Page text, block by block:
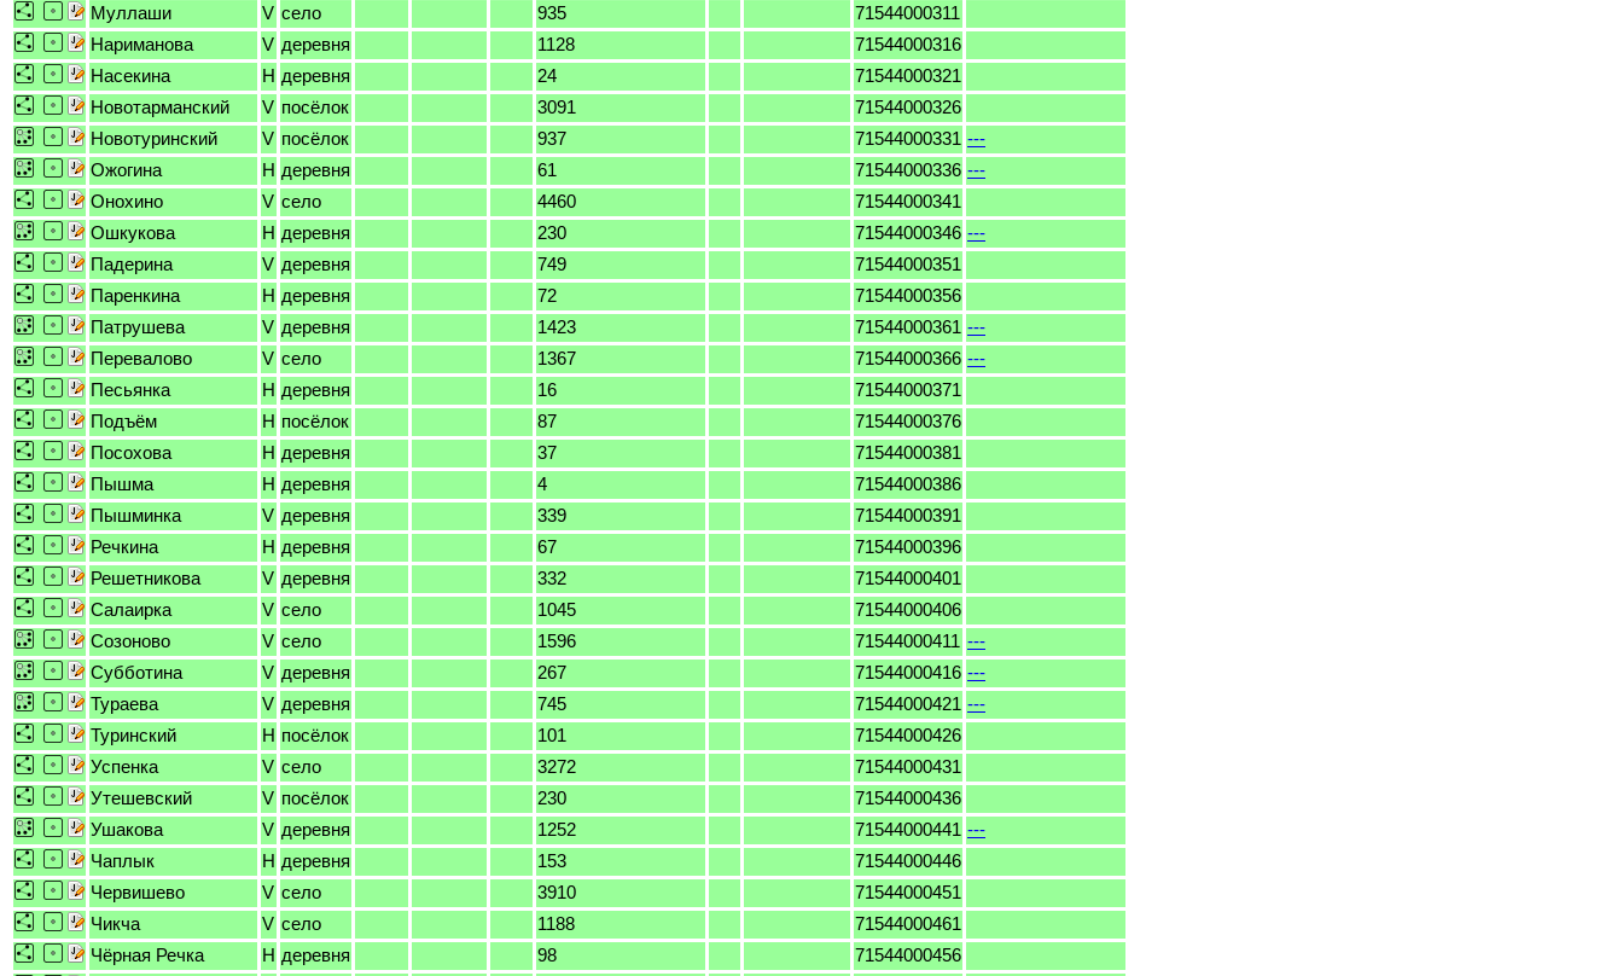
Муллаши
V село 935
71544000311
Нариманова
V деревня 1128
71544000316
Насекина
H деревня 24
71544000321
Новотарманский
V посёлок 3091
71544000326
Новотуринский
V посёлок 937 71544000331 ---
Ожогина
H деревня 61 71544000336 ---
Онохино
V село 4460
71544000341
Ошкукова
H деревня 230 71544000346 ---
Падерина
V деревня 749
71544000351
Паренкина
H деревня 72
71544000356
Патрушева
V деревня 1423 71544000361 ---
Перевалово
V село 1367 71544000366 ---
Песьянка
H деревня 16
71544000371
Подъём
H посёлок 87
71544000376
Посохова
H деревня 37
71544000381
Пышма
H деревня 4
71544000386
Пышминка
V деревня 339
71544000391
Речкина
H деревня 67
71544000396
Решетникова
V деревня 332
71544000401
Салаирка
V село 1045
71544000406
Созоново
V село 1596 71544000411 ---
Субботина
V деревня 267 71544000416 ---
Тураева
V деревня 745 71544000421 ---
Туринский
H посёлок 101
71544000426
Успенка
V село 3272
71544000431
Утешевский
V посёлок 230
71544000436
Ушакова
V деревня 1252 71544000441 ---
Чаплык
H деревня 153
71544000446
Червишево
V село 3910
71544000451
Чикча
V село 1188
71544000461
Чёрная Речка
H деревня 98
71544000456